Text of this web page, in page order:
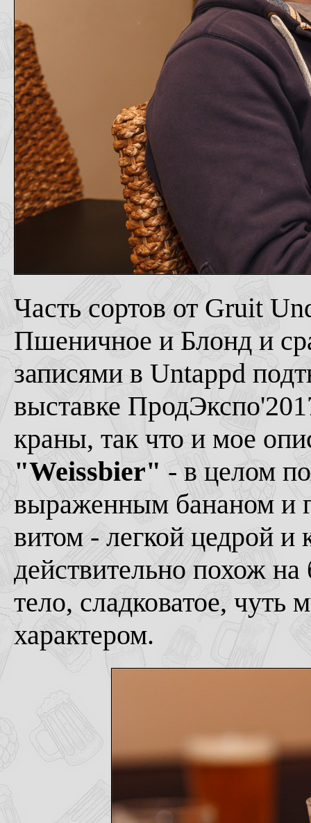
Часть сортов от Gruit
Пшеничное и Блонд и
записями в Untappd
выставке
краны, так что и мое
"Weissbier" - в целом
выраженным бананом и
витом - легкой цедрой
действительно похож
тело, сладковатое, чуть
характером.